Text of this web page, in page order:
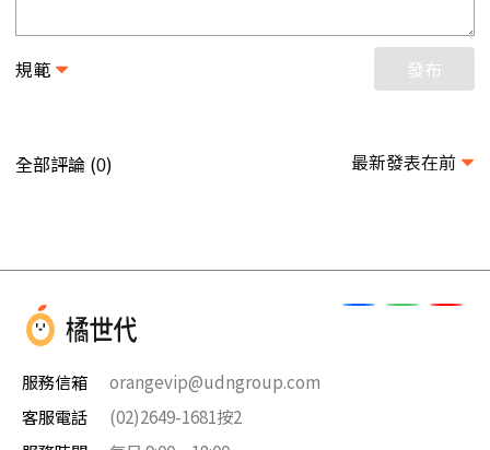
規範 發布
全部評論 (0) 最新發表在前
服務信箱
orangevip@udngroup.com
客服電話
(02)2649-1681按2